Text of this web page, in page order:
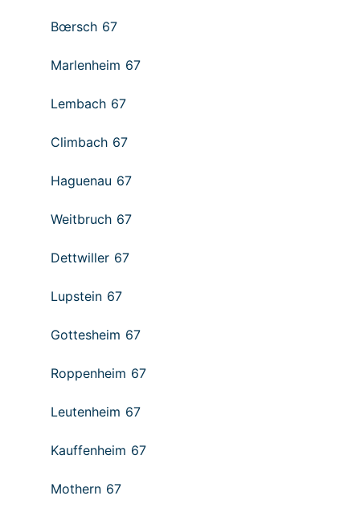
Bœrsch 67
Marlenheim 67
Lembach 67
Climbach 67
Haguenau 67
Weitbruch 67
Dettwiller 67
Lupstein 67
Gottesheim 67
Roppenheim 67
Leutenheim 67
Kauffenheim 67
Mothern 67